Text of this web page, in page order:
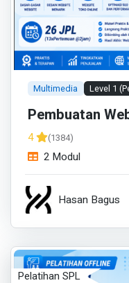
Multimedia Level 1
Pembuatan
4 (1384)
2 Modul
Hasan Bagus
Pelatihan SPL